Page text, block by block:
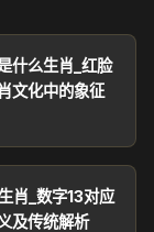
什么生肖_红脸
文化中的象征
肖_数字13对应
及传统解析